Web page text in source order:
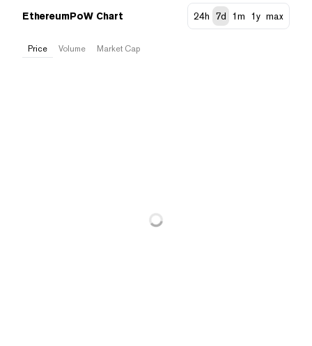
EthereumPoW Chart 24h 7d 1m 1y max
Price Volume Market Cap